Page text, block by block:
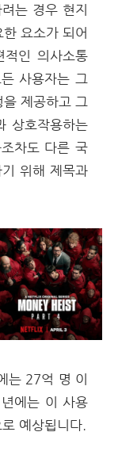
는 경우 현지
요소가 되어
적인 의사소통
사용자는 그
제공하고 그
상호작용하는
차도 다른 국
위해 제목과
는 27억 명 이
에는 이 사용
예상됩니다.